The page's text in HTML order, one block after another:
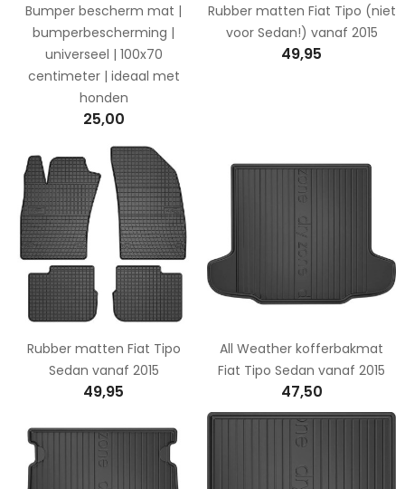
Bumper bescherm mat |
bumperbescherming |
universeel | 100x70
centimeter | ideaal met
honden
25,00
Rubber matten Fiat Tipo (niet
voor Sedan!) vanaf 2015
49,95
Rubber matten Fiat Tipo
Sedan vanaf 2015
49,95
All Weather kofferbakmat
Fiat Tipo Sedan vanaf 2015
47,50